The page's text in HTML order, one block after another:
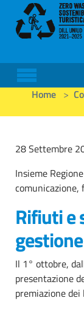
Skip to main content
You are here:
Home
28 Settembre
Insieme
comunicazione,
Rifiuti e
Il 1° ottobre,
presentazione
premiazione